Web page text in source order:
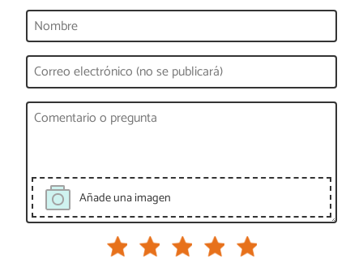
Añade una imagen